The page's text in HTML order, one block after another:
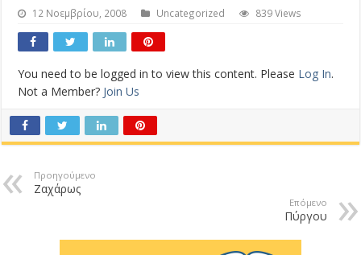
12 Νοεμβρίου, 2008 Uncategorized 839 Views
You need to be logged in to view this content. Please Log In.
Not a Member? Join Us
Προηγούμενο
Ζαχάρως
Επόμενο
Πύργου